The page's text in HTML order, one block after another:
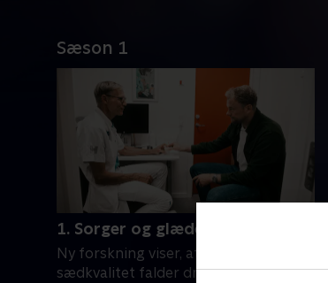
Sæson 1
1. Sorger og glæder
Ny forskning viser, at mænds
sædkvalitet falder drastisk med